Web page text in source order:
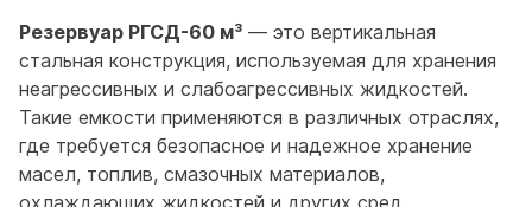
Резервуар РГСД-60 м³ — это вертикальная
стальная конструкция, используемая для хранения
неагрессивных и слабоагрессивных жидкостей.
Такие емкости применяются в различных отраслях,
где требуется безопасное и надежное хранение
масел, топлив, смазочных материалов,
охлаждающих жидкостей и других сред.